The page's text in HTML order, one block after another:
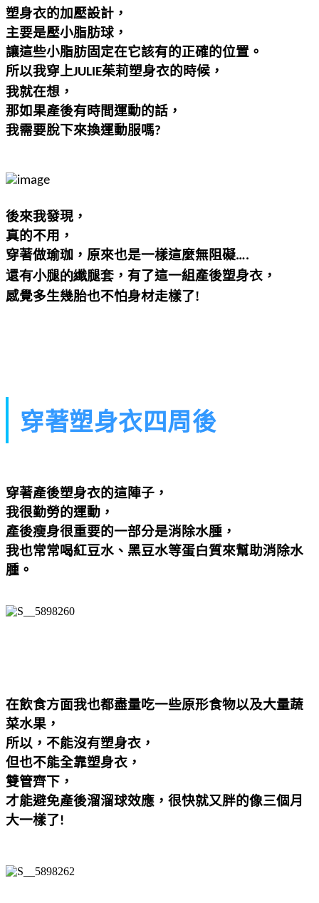
塑身衣的加壓設計，
主要是壓小脂肪球，
讓這些小脂肪固定在它該有的正確的位置。
所以我穿上JULIE茱莉塑身衣的時候，
我就在想，
那如果產後有時間運動的話，
我需要脫下來換運動服嗎?
後來我發現 ，
真的不用，
穿著做瑜珈，原來也是一樣這麼無阻礙….
還有小腿的纖腿套 ，有了這一組產後塑身衣，
感覺多生幾胎也不怕身材走樣了!
穿著塑身衣四周後
穿著產後塑身衣的這陣子 ，
我很勤勞的運動，
產後瘦身很重要的一部分是消除水腫，
我也常常喝紅豆水、黑豆水等蛋白質來幫助消除水
腫。
在飲食方面我也都盡量吃一些原形食物以及大量蔬
菜水果，
所以，不能沒有塑身衣，
但也不能全靠塑身衣，
雙管齊下，
才能避免產後溜溜球效應，很快就又胖的像三個月
大一樣了!